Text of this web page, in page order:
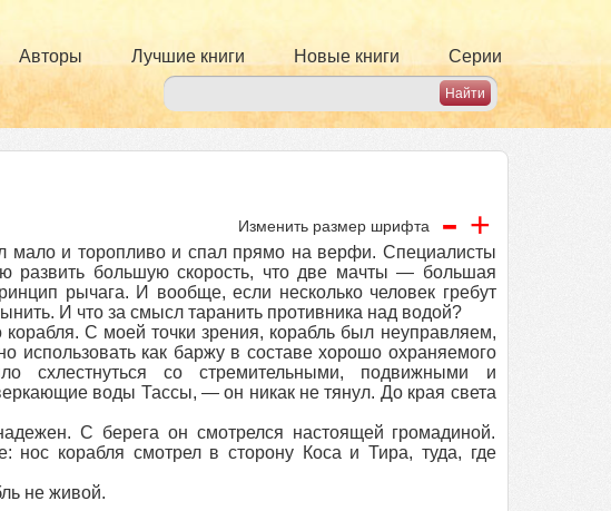
Авторы Лучшие книги Новые книги Серии
Изменить размер шрифта - +
мало и торопливо и спал прямо на верфи. Специалисты
развить большую скорость, что две мачты — большая
рычага. И вообще, если несколько человек гребут
И что за смысл таранить противника над водой?
С моей точки зрения, корабль был неуправляем,
как баржу в составе хорошо охраняемого
схлестнуться со стремительными, подвижными и
воды Тассы, — он никак не тянул. До края света
С берега он смотрелся настоящей громадиной.
нос корабля смотрел в сторону Коса и Тира, туда, где
не живой.